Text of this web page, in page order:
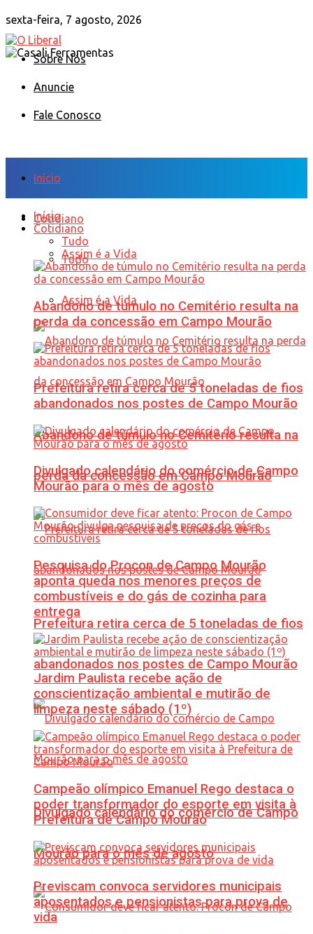
sexta-feira, 7 agosto, 2026
Sobre Nós
Anuncie
Fale Conosco
Início
Cotidiano
Tudo
Assim é a Vida
Abandono de túmulo no Cemitério resulta na
perda da concessão em Campo Mourão
Prefeitura retira cerca de 5 toneladas de fios
abandonados nos postes de Campo Mourão
Divulgado calendário do comércio de Campo
Mourão para o mês de agosto
Início
Cotidiano
Tudo
Assim é a Vida
Abandono de túmulo no Cemitério resulta na
perda da concessão em Campo Mourão
Prefeitura retira cerca de 5 toneladas de fios
abandonados nos postes de Campo Mourão
Divulgado calendário do comércio de Campo
Mourão para o mês de agosto
Pesquisa do Procon de Campo Mourão
aponta queda nos menores preços de
combustíveis e do gás de cozinha para
entrega
Jardim Paulista recebe ação de
conscientização ambiental e mutirão de
limpeza neste sábado (1º)
Campeão olímpico Emanuel Rego destaca o
poder transformador do esporte em visita à
Prefeitura de Campo Mourão
Previscam convoca servidores municipais
aposentados e pensionistas para prova de
vida